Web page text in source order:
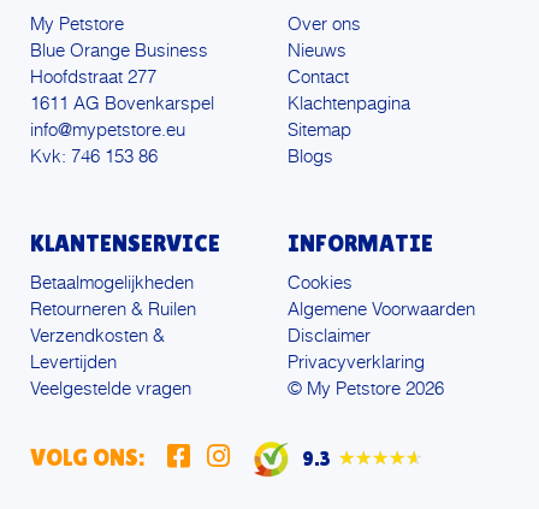
My Petstore
Blue Orange Business
Hoofdstraat 277
1611 AG Bovenkarspel
info@mypetstore.eu
Kvk: 746 153 86
Over ons
Nieuws
Contact
Klachtenpagina
Sitemap
Blogs
KLANTENSERVICE
Betaalmogelijkheden
Retourneren & Ruilen
Verzendkosten &
Levertijden
Veelgestelde vragen
INFORMATIE
Cookies
Algemene Voorwaarden
Disclaimer
Privacyverklaring
© My Petstore 2026
VOLG ONS: 9.3 ★★★★★